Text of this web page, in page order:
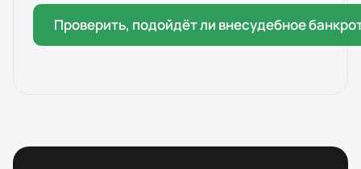
Проверить, подойдёт ли внесудебное